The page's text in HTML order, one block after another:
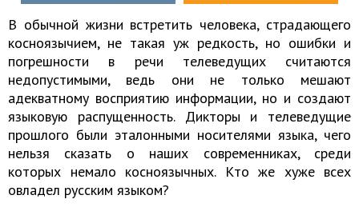
В обычной жизни встретить человека, страдающего
косноязычием, не такая уж редкость, но ошибки и
погрешности в речи телеведущих считаются
недопустимыми, ведь они не только мешают
адекватному восприятию информации, но и создают
языковую распущенность. Дикторы и телеведущие
прошлого были эталонными носителями языка, чего
нельзя сказать о наших современниках, среди
которых немало косноязычных. Кто же хуже всех
овладел русским языком?